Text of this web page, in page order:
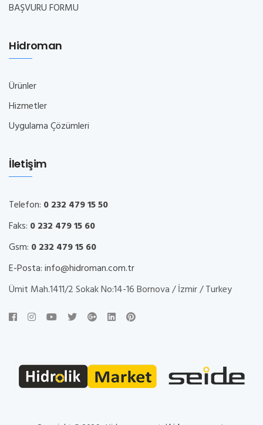
BAŞVURU FORMU
Hidroman
Ürünler
Hizmetler
Uygulama Çözümleri
İletişim
Telefon: 0 232 479 15 50
Faks: 0 232 479 15 60
Gsm: 0 232 479 15 60
E-Posta:info@hidroman.com.tr
Ümit Mah.1411/2 Sokak No:14-16 Bornova / İzmir / Turkey